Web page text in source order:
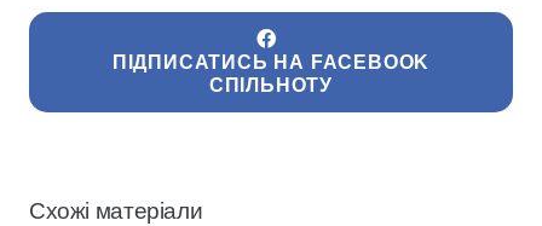
ПІДПИСАТИСЬ НА FACEBOOK
СПІЛЬНОТУ
Схожі матеріали